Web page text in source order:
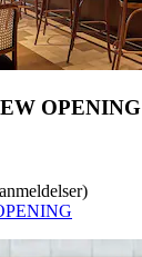
OPENING